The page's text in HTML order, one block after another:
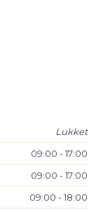
Lukket
09:00 - 17:00​​
09:00 - 17:00​​
09:00 - 18:00​​